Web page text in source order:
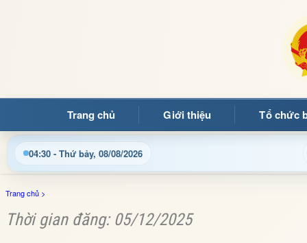
Trang chủ Giới thiệu Tổ chức
04:30 - Thứ bảy, 08/08/2026
Chào mừng quý bạn đọc đến với Trang thông tin điện tử xã
Trang chủ >
Thời gian đăng: 05/12/2025